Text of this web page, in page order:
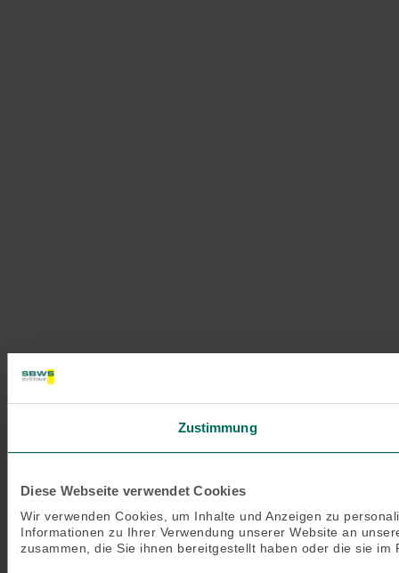
Zustimmung
Diese Webseite verwendet Cookies
Wir verwenden Cookies, um Inhalte und Anzeigen zu
Informationen zu Ihrer Verwendung unserer Website an
zusammen, die Sie ihnen bereitgestellt haben oder die sie